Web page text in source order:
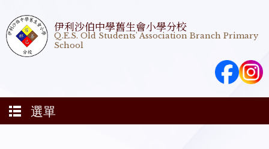
伊利沙伯中學舊生會小學分校
Q.E.S. Old Students' Association Branch Primary
School
選單